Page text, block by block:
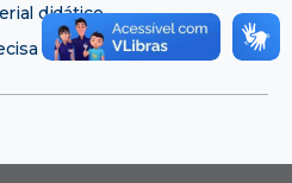
didático
de sangue